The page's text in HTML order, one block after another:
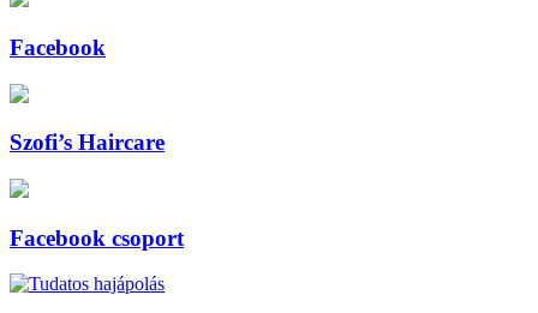
Facebook
Szofi’s Haircare
Facebook csoport